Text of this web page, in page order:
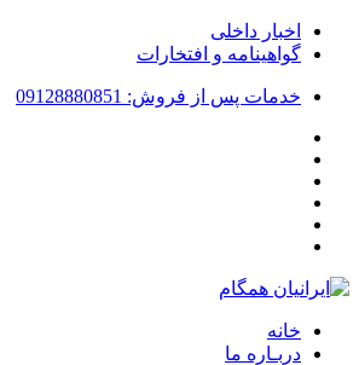
اخبار داخلی
گواهینامه و افتخارات
خدمات پس از فروش: 09128880851
خانه
دربـاره ما